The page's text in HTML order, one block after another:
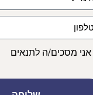
אני מסכים/ה לתנאים